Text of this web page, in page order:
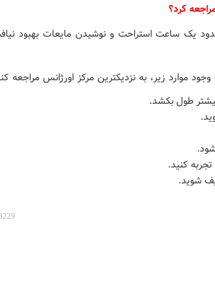
کرد؟
یک ساعت استراحت و نوشیدن مایعات بهبود
موارد زیر، به نزدیکترین مرکز اورژانس مراجعه
طول بکشد.
کنید.
شوید.